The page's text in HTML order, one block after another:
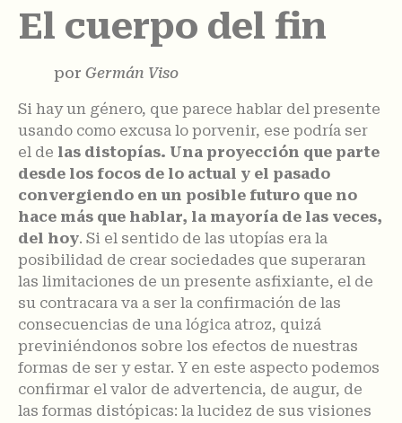
El cuerpo del fin
por Germán Viso
Si hay un género, que parece hablar del presente
usando como excusa lo porvenir, ese podría ser
el de las distopías. Una proyección que parte
desde los focos de lo actual y el pasado
convergiendo en un posible futuro que no
hace más que hablar, la mayoría de las veces,
del hoy. Si el sentido de las utopías era la
posibilidad de crear sociedades que superaran
las limitaciones de un presente asfixiante, el de
su contracara va a ser la confirmación de las
consecuencias de una lógica atroz, quizá
previniéndonos sobre los efectos de nuestras
formas de ser y estar. Y en este aspecto podemos
confirmar el valor de advertencia, de augur, de
las formas distópicas: la lucidez de sus visiones